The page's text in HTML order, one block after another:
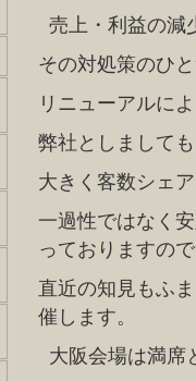
売上・利益の減
その対処策のひ
リニューアルに
弊社としまして
大きく客数シェ
一過性ではなく
っておりますの
直近の知見もふ
催します。
大阪会場は満席